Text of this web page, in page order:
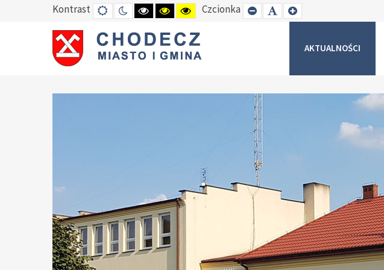
Kontrast DEFAULT
MODE
TRYB
NOCNY
HIGH
CONTRAST
BLACK
WHITE
MODE
HIGH
CONTRAST
BLACK
YELLOW
MODE
HIGH
CONTRAST
YELLOW
BLACK
MODE
Czcionka SET
SMALLER
SET
DEFAULT
SET
LARGER
AKTUALNOŚCI